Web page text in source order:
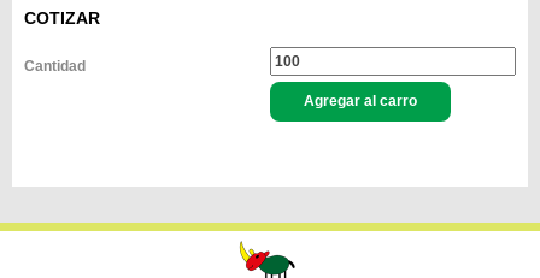
COTIZAR
Cantidad
Agregar al carro